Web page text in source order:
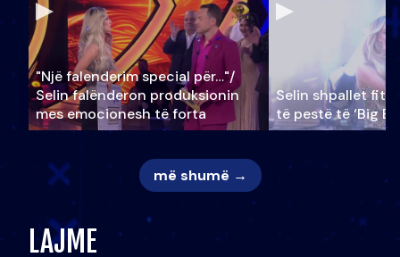
"Një falenderim special për…"/
Selin falënderon produksionin
mes emocionesh të forta
Selin shpallet
të pestë të ‘Big
më shumë →
LAJME